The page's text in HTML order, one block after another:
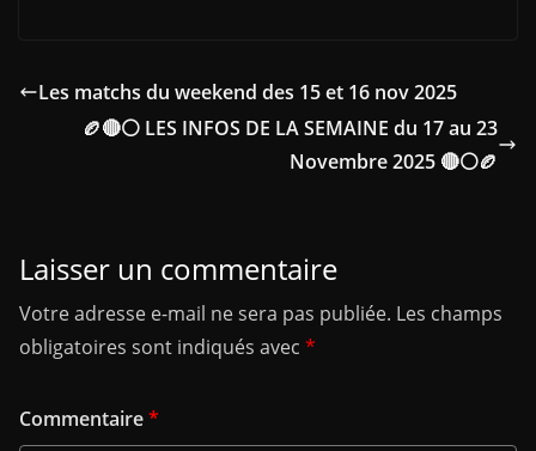
Les matchs du weekend des 15 et 16 nov 2025
🏉🔴⚪ LES INFOS DE LA SEMAINE du 17 au 23
Novembre 2025 🔴⚪🏉
Laisser un commentaire
Votre adresse e-mail ne sera pas publiée. Les champs
obligatoires sont indiqués avec *
Commentaire*